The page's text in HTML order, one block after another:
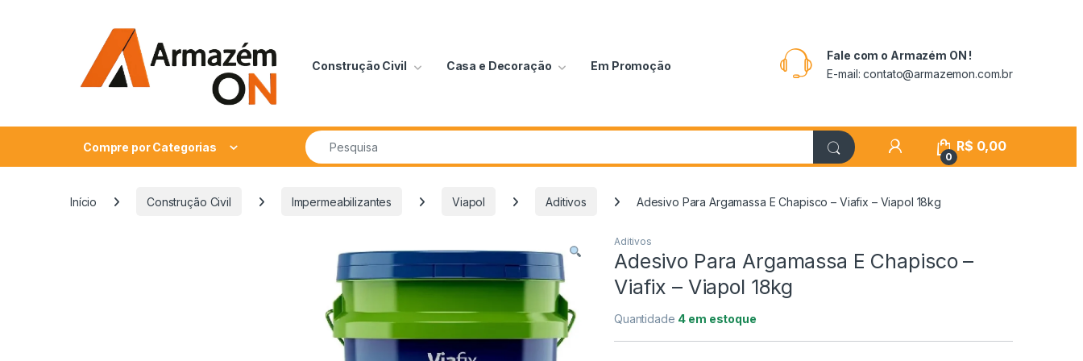
Construção Civil Casa e Decoração Em Promoção
Fale com o Armazém ON !
E-mail: contato@armazemon.com.br
Compre por Categorias
0
R$ 0,00
Início Construção Civil Impermeabilizantes Viapol Aditivos Adesivo Para Argamassa E Chapisco – Viafix – Viapol 18kg
Aditivos
Adesivo Para Argamassa E Chapisco –
Viafix – Viapol 18kg
Quantidade 4 em estoque